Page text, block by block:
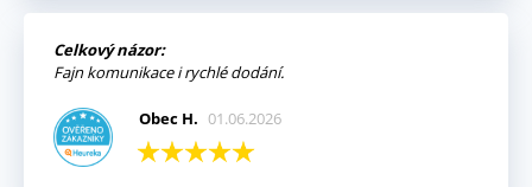
Celkový názor:
Fajn komunikace i rychlé dodání.
Obec H. 01.06.2026